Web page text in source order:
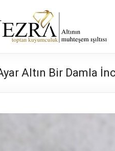
Altın Bir Damla